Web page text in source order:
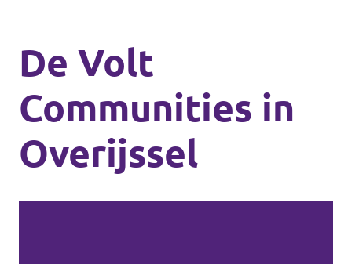
De Volt
Communities in
Overijssel